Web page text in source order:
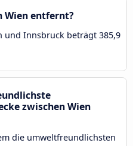
Wien entfernt?
und Innsbruck beträgt 385,9
zwischen Wien
die umweltfreundlichsten